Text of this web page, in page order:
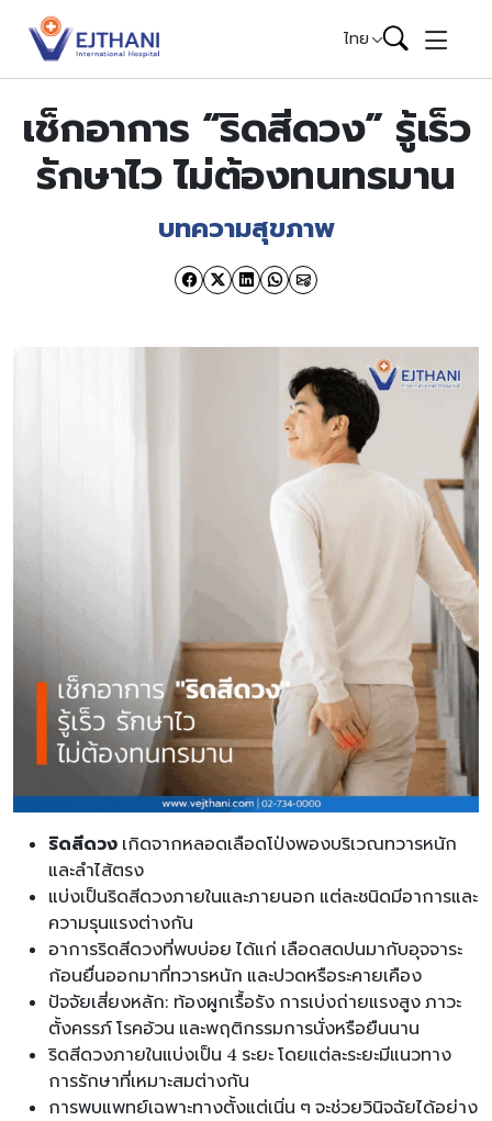
Skip to content
ไทย
เช็กอาการ “ริดสีดวง” รู้เร็ว
รักษาไว ไม่ต้องทนทรมาน
บทความสุขภาพ
ริดสีดวง เกิดจากหลอดเลือดโป่งพองบริเวณทวารหนัก
และลำไส้ตรง
แบ่งเป็นริดสีดวงภายในและภายนอก แต่ละชนิดมีอาการและ
ความรุนแรงต่างกัน
อาการริดสีดวงที่พบบ่อย ได้แก่ เลือดสดปนมากับอุจจาระ
ก้อนยื่นออกมาที่ทวารหนัก และปวดหรือระคายเคือง
ปัจจัยเสี่ยงหลัก: ท้องผูกเรื้อรัง การเบ่งถ่ายแรงสูง ภาวะ
ตั้งครรภ์ โรคอ้วน และพฤติกรรมการนั่งหรือยืนนาน
ริดสีดวงภายในแบ่งเป็น 4 ระยะ โดยแต่ละระยะมีแนวทาง
การรักษาที่เหมาะสมต่างกัน
การพบแพทย์เฉพาะทางตั้งแต่เนิ่น ๆ จะช่วยวินิจฉัยได้อย่าง